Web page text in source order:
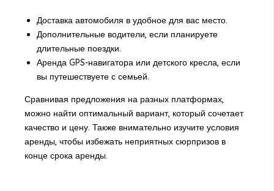
Доставка автомобиля в удобное для вас место.
Дополнительные водители, если планируете
длительные поездки.
Аренда GPS-навигатора или детского кресла, если
вы путешествуете с семьей.
Сравнивая предложения на разных платформах,
можно найти оптимальный вариант, который сочетает
качество и цену. Также внимательно изучите условия
аренды, чтобы избежать неприятных сюрпризов в
конце срока аренды.